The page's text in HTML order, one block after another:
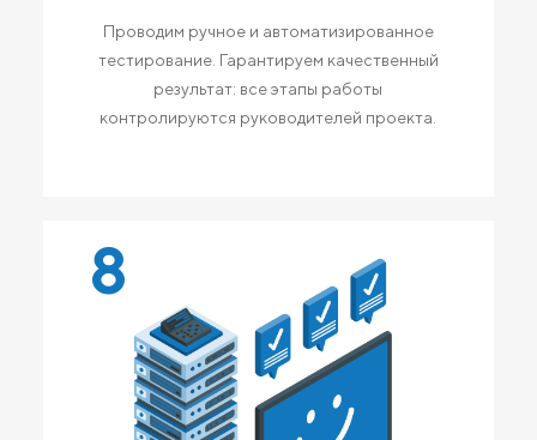
Проводим ручное и автоматизированное
тестирование. Гарантируем качественный
результат: все этапы работы
контролируются руководителей проекта.
8